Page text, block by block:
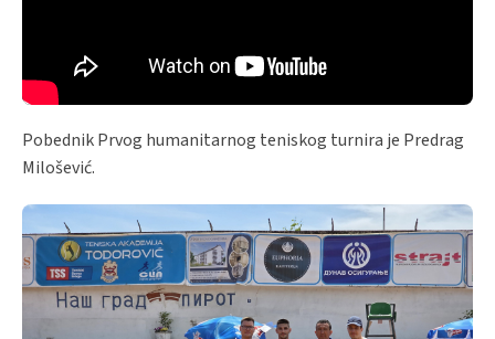
Pobednik Prvog humanitarnog teniskog turnira je Predrag
Milošević.